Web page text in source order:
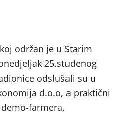
održan je u Starim
25.studenog
odslušali su u
d.o.o, a praktični
farmera,